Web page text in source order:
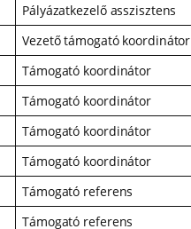
Pályázatkezelő asszisztens
Vezető támogató koordinátor
Támogató koordinátor
Támogató koordinátor
Támogató koordinátor
Támogató koordinátor
Támogató referens
Támogató referens